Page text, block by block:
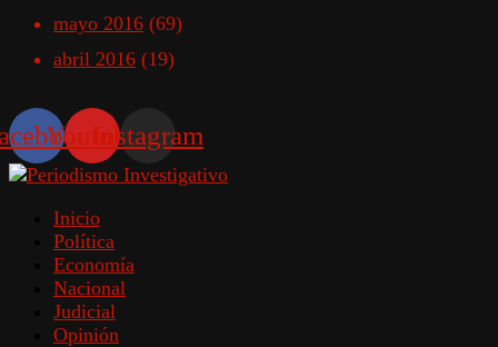
mayo 2016 (69)
abril 2016 (19)
YoutubeInstagram
Inicio
Política
Economía
Nacional
Judicial
Opinión